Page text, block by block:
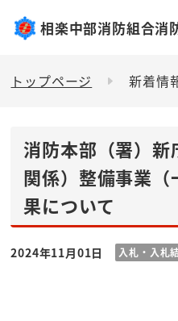
相楽中部消防組合消
トップページ 新着情
消防本部（署）
関係）整備事業
果について
2024年11月01日 入札・入札